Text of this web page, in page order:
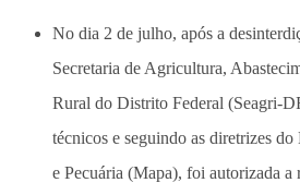
No dia 2 de julho, após a
Secretaria de Agricultura,
Rural do Distrito Federal (Seagri-
técnicos e seguindo as diretrizes
e Pecuária (Mapa), foi autorizada a